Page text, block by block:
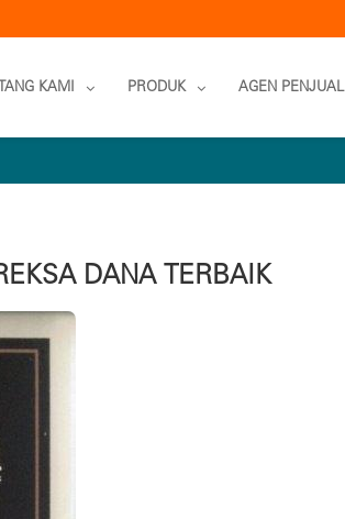
KAMI PRODUK AGEN PENJUAL
DANA TERBAIK